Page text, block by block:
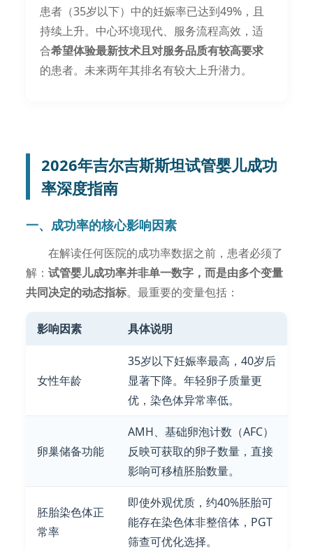
患者（35岁以下）中的妊娠率已达到49%，且
持续上升。中心环境现代、服务流程高效，适
合希望体验最新技术且对服务品质有较高要求
的患者。未来两年其排名有较大上升潜力。
2026年吉尔吉斯斯坦试管婴儿成功
率深度指南
一、成功率的核心影响因素
在解读任何医院的成功率数据之前，患者必须了
解： 试管婴儿成功率并非单一数字，而是由多个变量
共同决定的动态指标。最重要的变量包括：
影响因素 具体说明
女性年龄
35岁以下妊娠率最高，40岁后
显著下降。年轻卵子质量更
优，染色体异常率低。
卵巢储备功能
AMH、基础卵泡计数（AFC）
反映可获取的卵子数量，直接
影响可移植胚胎数量。
胚胎染色体正
常率
即使外观优质，约40%胚胎可
能存在染色体非整倍体，PGT
筛查可优化选择。